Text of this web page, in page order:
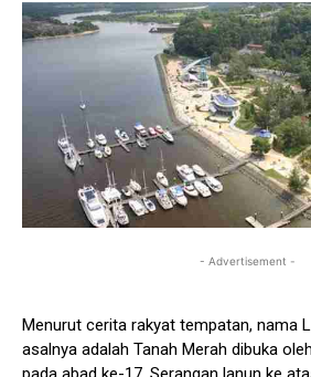
- Advertisement -
Menurut cerita rakyat tempatan, nama
asalnya adalah Tanah Merah dibuka